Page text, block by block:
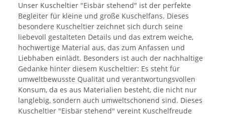
Unser Kuscheltier "Eisbär stehend" ist der perfekte
Begleiter für kleine und große Kuschelfans. Dieses
besondere Kuscheltier zeichnet sich durch seine
liebevoll gestalteten Details und das extrem weiche,
hochwertige Material aus, das zum Anfassen und
Liebhaben einlädt. Besonders ist auch der nachhaltige
Gedanke hinter diesem Kuscheltier: Es steht für
umweltbewusste Qualität und verantwortungsvollen
Konsum, da es aus Materialien besteht, die nicht nur
langlebig, sondern auch umweltschonend sind. Dieses
Kuscheltier "Eisbär stehend" vereint Kuschelfreude